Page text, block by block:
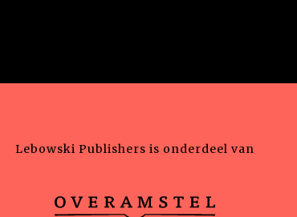
Lebowski Publishers is onderdeel van